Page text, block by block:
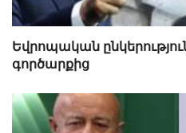
Եվրոպական
գործարքից